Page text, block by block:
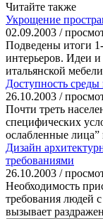
Читайте также
Укрощение
02.09.2003 /
Подведены итоги
интерьеров. Идеи
итальянской
Доступность
26.10.2003 /
Почти треть
специфических
ослабленные лица”
Дизайн
требованиями
26.10.2003 /
Необходимость
требования людей
вызывает